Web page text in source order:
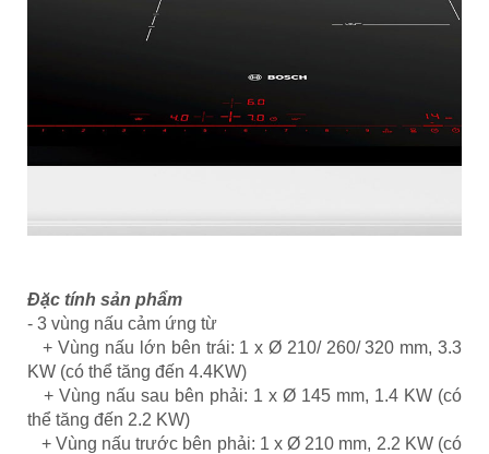
Đặc tính sản phẩm
- 3 vùng nấu cảm ứng từ
+ Vùng nấu lớn bên trái: 1 x Ø 210/ 260/ 320 mm, 3.3
KW (có thể tăng đến 4.4KW)
+ Vùng nấu sau bên phải: 1 x Ø 145 mm, 1.4 KW (có
thể tăng đến 2.2 KW)
+ Vùng nấu trước bên phải: 1 x Ø 210 mm, 2.2 KW (có